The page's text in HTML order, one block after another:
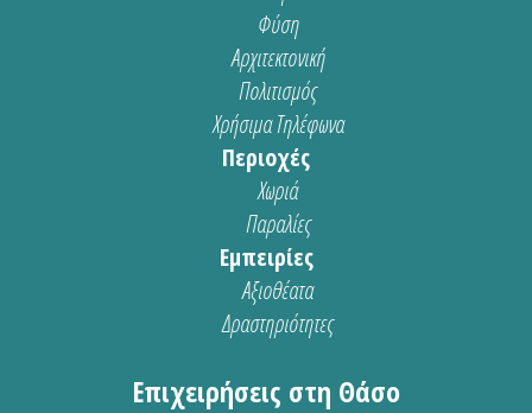
Φύση
Αρχιτεκτονική
Πολιτισμός
Χρήσιμα Τηλέφωνα
Περιοχές
Χωριά
Παραλίες
Εμπειρίες
Αξιοθέατα
Δραστηριότητες
Επιχειρήσεις στη Θάσο